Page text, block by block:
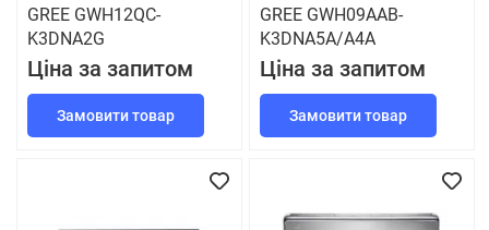
GREE GWH12QC-
K3DNA2G
Ціна за запитом
Замовити товар
GREE GWH09AAB-
K3DNA5A/A4A
Ціна за запитом
Замовити товар